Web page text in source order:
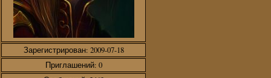
Зарегистрирован: 2009-07-18
Приглашений: 0